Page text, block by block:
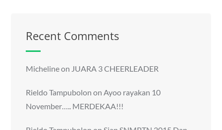
Recent Comments
Michelineon JUARA 3 CHEERLEADER
Rieldo Tampubolon on Ayoo rayakan 10
November….. MERDEKAA!!!